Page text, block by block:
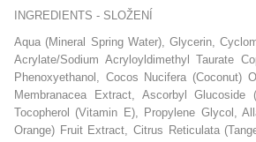
INGREDIENTS - SLOŽENÍ
Aqua (Mineral Spring Water), Glycerin,
Acrylate/Sodium Acryloyldimethyl Taurate
Phenoxyethanol, Cocos Nucifera (Coconut)
Membranacea Extract, Ascorbyl
Tocopherol (Vitamin E), Propylene Glycol,
Orange) Fruit Extract, Citrus Reticulata